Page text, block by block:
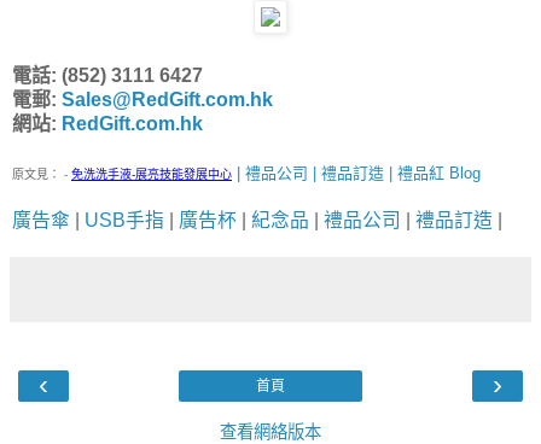
電話: (852) 3111 6427
電郵: Sales@RedGift.com.hk
網站: RedGift.com.hk
原文見： - 免洗洗手液-展亮技能發展中心 | 禮品公司 | 禮品訂造 | 禮品紅 Blog
廣告傘 USB手指 廣告杯 紀念品 禮品公司 禮品訂造
‹ ›
首頁
查看網絡版本